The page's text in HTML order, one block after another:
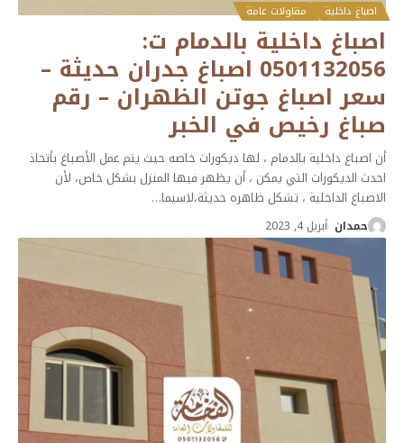
اصباغ داخلية مقاولات عامة
اصباغ داخلية بالدمام ت:
0501132056 اصباغ جدران حديثة –
سعر اصباغ جوتن الظهران – رقم
صباغ رخيص في الخبر
أن اصباغ داخلية بالدمام ، لها ديكورات خاصه حيث يتم عمل الأصباغ بأتخاذ
احدث الديكورات التي يمكن ، أن يظهر فيها المنزل بشكل خاص، لأن
الاصباغ الداخلية ، تشكل ظاهره حديثة،لاسيما…
حمدان أبريل 4, 2023